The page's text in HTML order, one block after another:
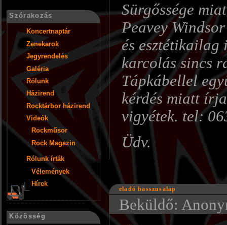
Sürgőssége
Peavey
és esztétikailag
karcolás sincs
Tápkábellel
kérdés miatt
vigyétek. tel:
Üdv.
eladó basszusalap
Beküldő:
Szórakozás
Koncertnaptár
Zenekarok
Jegyrendelés
Galéria
Rólunk
Házirend
Rocktárbor házirend
Videók
Rockműsor
Rock Magazin
Rólunk írták
Vélemények
Hírek
Közösség